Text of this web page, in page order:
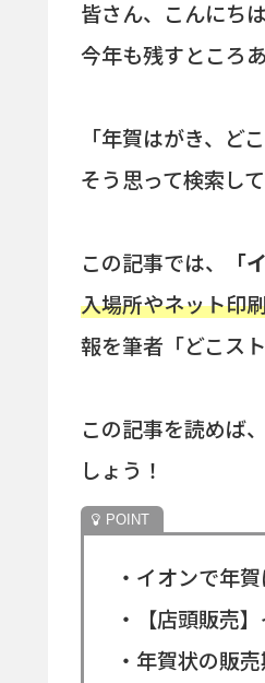
皆さん、こんにちは
今年も残すところ
「年賀はがき、ど
そう思って検索し
この記事では、 「
入場所やネット印
報を筆者「どこス
この記事を読めば
しょう！
・イオンで年
・【店頭販売
・年賀状の販